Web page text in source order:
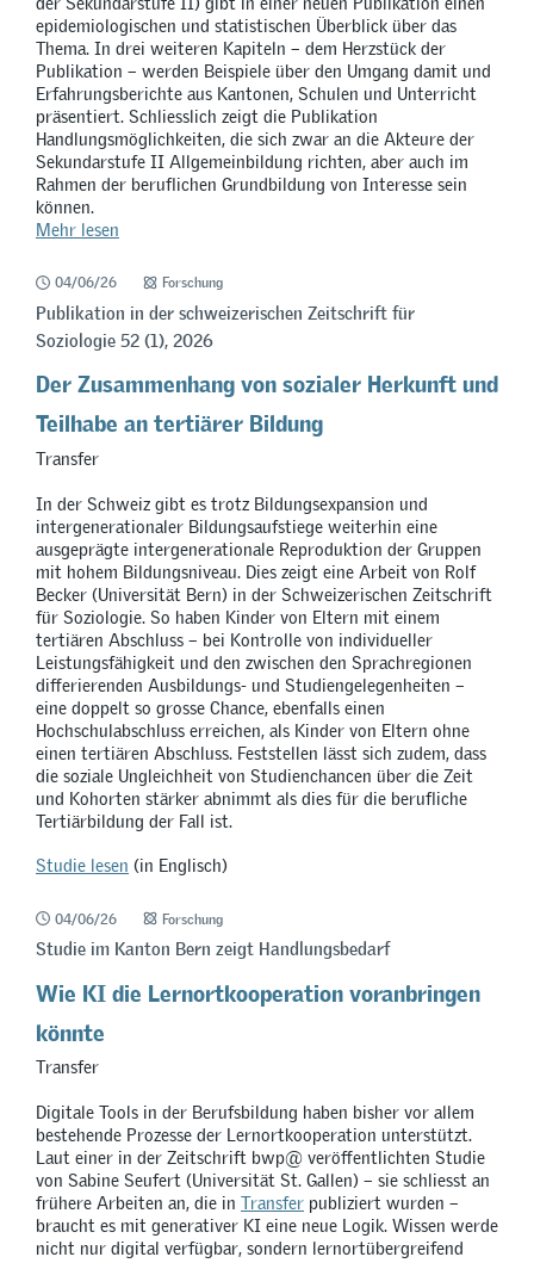
epidemiologischen und statistischen Überblick über das
Thema. In drei weiteren Kapiteln – dem Herzstück der
Publikation – werden Beispiele über den Umgang damit und
Erfahrungsberichte aus Kantonen, Schulen und Unterricht
präsentiert. Schliesslich zeigt die Publikation
Handlungsmöglichkeiten, die sich zwar an die Akteure der
Sekundarstufe II Allgemeinbildung richten, aber auch im
Rahmen der beruflichen Grundbildung von Interesse sein
können.
Mehr lesen
04/06/26 Forschung
Publikation in der schweizerischen Zeitschrift für
Soziologie 52 (1), 2026
Der Zusammenhang von sozialer Herkunft und
Teilhabe an tertiärer Bildung
Transfer
In der Schweiz gibt es trotz Bildungsexpansion und
intergenerationaler Bildungsaufstiege weiterhin eine
ausgeprägte intergenerationale Reproduktion der Gruppen
mit hohem Bildungsniveau. Dies zeigt eine Arbeit von Rolf
Becker (Universität Bern) in der Schweizerischen Zeitschrift
für Soziologie. So haben Kinder von Eltern mit einem
tertiären Abschluss – bei Kontrolle von individueller
Leistungsfähigkeit und den zwischen den Sprachregionen
differierenden Ausbildungs- und Studiengelegenheiten –
eine doppelt so grosse Chance, ebenfalls einen
Hochschulabschluss erreichen, als Kinder von Eltern ohne
einen tertiären Abschluss. Feststellen lässt sich zudem, dass
die soziale Ungleichheit von Studienchancen über die Zeit
und Kohorten stärker abnimmt als dies für die berufliche
Tertiärbildung der Fall ist.
Studie lesen (in Englisch)
04/06/26 Forschung
Studie im Kanton Bern zeigt Handlungsbedarf
Wie KI die Lernortkooperation voranbringen
könnte
Transfer
Digitale Tools in der Berufsbildung haben bisher vor allem
bestehende Prozesse der Lernortkooperation unterstützt.
Laut einer in der Zeitschrift bwp@ veröffentlichten Studie
von Sabine Seufert (Universität St. Gallen) – sie schliesst an
frühere Arbeiten an, die in Transfer publiziert wurden –
braucht es mit generativer KI eine neue Logik. Wissen werde
nicht nur digital verfügbar, sondern lernortübergreifend